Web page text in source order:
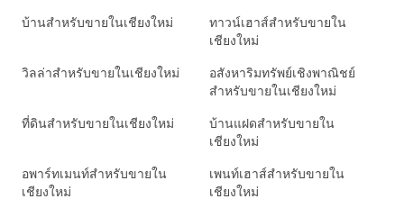
บ้านสำหรับขายในเชียงใหม่
ทาวน์เฮาส์สำหรับขายใน
เชียงใหม่
วิลล่าสำหรับขายในเชียงใหม่
อสังหาริมทรัพย์เชิงพาณิชย์
สำหรับขายในเชียงใหม่
ที่ดินสำหรับขายในเชียงใหม่
บ้านแฝดสำหรับขายใน
เชียงใหม่
อพาร์ทเมนท์สำหรับขายใน
เชียงใหม่
เพนท์เฮาส์สำหรับขายใน
เชียงใหม่